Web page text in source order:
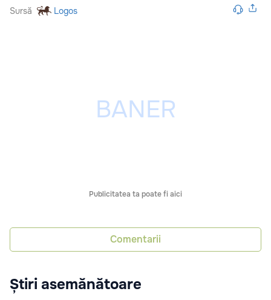
Sursă Logos
Publicitatea ta poate fi aici
Comentarii
Știri asemănătoare